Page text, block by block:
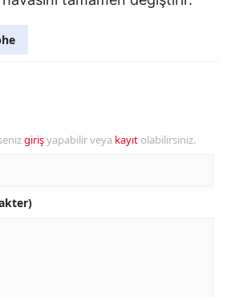
girişyapabilir veya kayıt olabilirsiniz.